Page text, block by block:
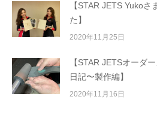
【STAR JETS Yuko
た】
2020年11月25日
【STAR JETSオーダ
日記〜製作編】
2020年11月16日